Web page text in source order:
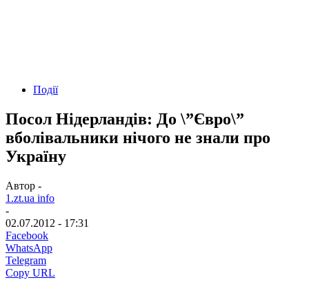
Події
Посол Нідерландів: До \”Євро\”
вболівальники нічого не знали про
Україну
Автор -
1.zt.ua info
-
02.07.2012 - 17:31
Facebook
WhatsApp
Telegram
Copy URL